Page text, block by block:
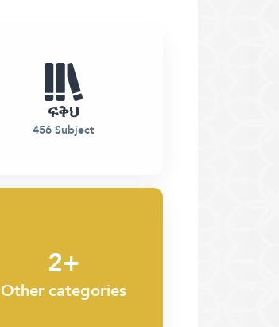
ፍቅህ
456 Subject
2+
Other categories